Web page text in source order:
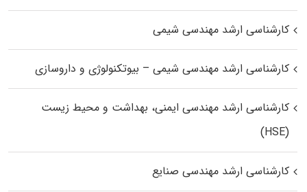
کارشناسی ارشد مهندسی شیمی
کارشناسی ارشد مهندسی شیمی – بیوتکنولوژی و داروسازی
کارشناسی ارشد مهندسی ایمنی، بهداشت و محیط زیست
(HSE)
کارشناسی ارشد مهندسی صنایع